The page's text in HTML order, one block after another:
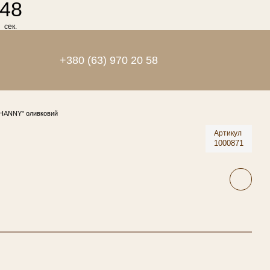
48
сек.
+380 (63) 970 20 58
оливковий
Артикул
1000871